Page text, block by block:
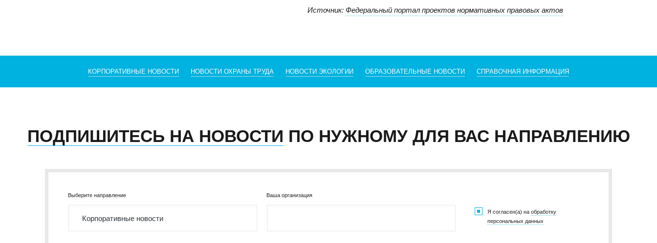
Источник: Федеральный портал проектов нормативных правовых актов
КОРПОРАТИВНЫЕ НОВОСТИ НОВОСТИ ОХРАНЫ ТРУДА НОВОСТИ ЭКОЛОГИИ ОБРАЗОВАТЕЛЬНЫЕ НОВОСТИ СПРАВОЧНАЯ ИНФОРМАЦИЯ
ПОДПИШИТЕСЬ НА НОВОСТИ ПО НУЖНОМУ ДЛЯ ВАС НАПРАВЛЕНИЮ
Выберите направление Ваша организация
Я согласен(а) на обработку
персональных данных